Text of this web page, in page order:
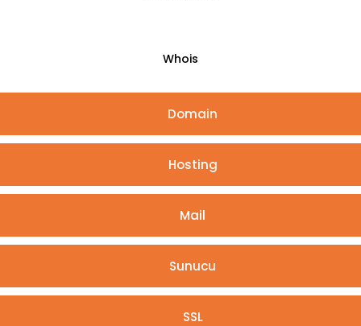
Whois
Domain
Hosting
Mail
Sunucu
SSL